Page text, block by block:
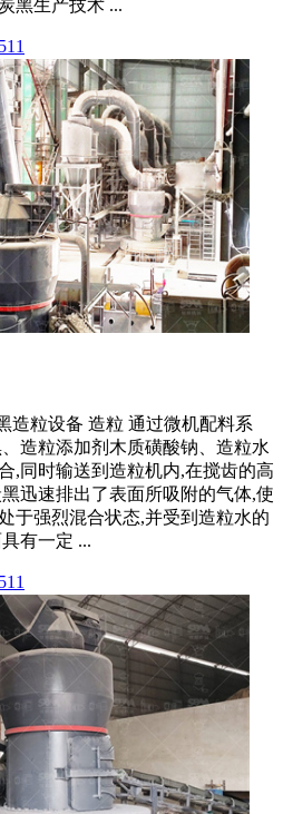
黑生产技术 ...
造粒设备 造粒 通过微机配料系
造粒添加剂木质磺酸钠、造粒水
,同时输送到造粒机内,在搅齿的高
迅速排出了表面所吸附的气体,使
于强烈混合状态,并受到造粒水的
有一定 ...